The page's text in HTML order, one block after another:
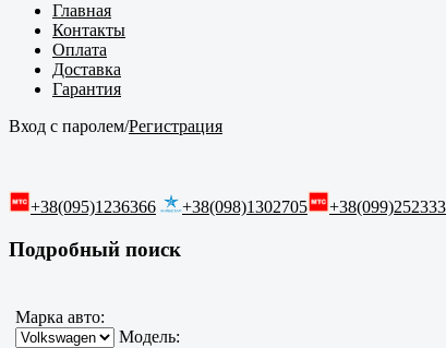
Главная
Контакты
Оплата
Доставка
Гарантия
Вход с паролем/Регистрация
+38(095)1236366 +38(098)1302705
Подробный поиск
Марка авто:
Модель: